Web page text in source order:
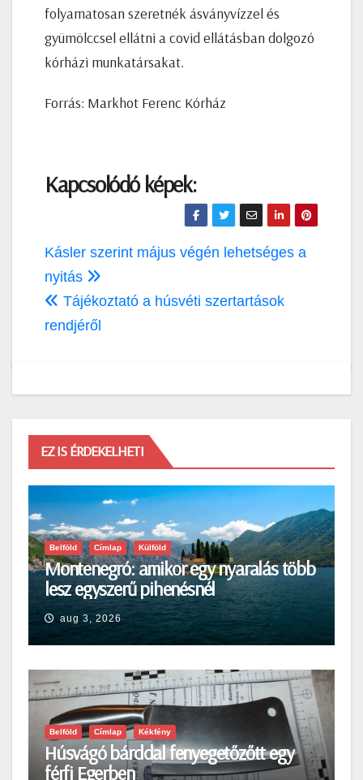
folyamatosan szeretnék ásványvízzel és
gyümölccsel ellátni a covid ellátásban dolgozó
kórházi munkatársakat.
Forrás: Markhot Ferenc Kórház
Kapcsolódó képek:
Bejegyzés
navigáció
Kásler szerint május végén lehetséges a
nyitás
Tájékoztató a húsvéti szertartások
rendjéről
EZ IS ÉRDEKELHETI
Belföld Címlap Külföld
Montenegró: amikor egy nyaralás több
lesz egyszerű pihenésnél
aug 3, 2026
Belföld Címlap Kékfény
Húsvágó bárddal fenyegetőzőtt egy
férfi Egerben